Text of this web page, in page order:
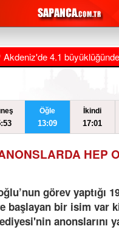
Akdeniz'de 4.1
Öğle
13:09
İkindi
17:01
HEP
görev yaptığı
başlayan bir isim var
anonslarını